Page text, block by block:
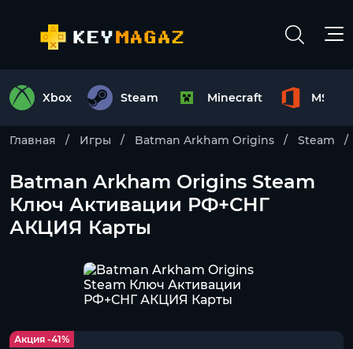
Xbox Steam Minecraft MS
Главная Игры Batman Arkham Origins Steam
Batman Arkham Origins Steam
Ключ Активации РФ+СНГ
АКЦИЯ Карты
Акция -41%